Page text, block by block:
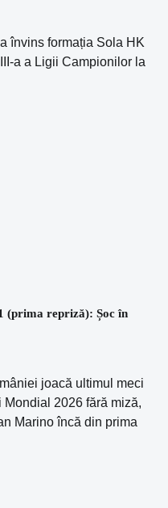
învins formația Sola HK
a a Ligii Campionilor la
(prima repriză): Șoc în
joacă ultimul meci
2026 fără miză,
Marino încă din prima